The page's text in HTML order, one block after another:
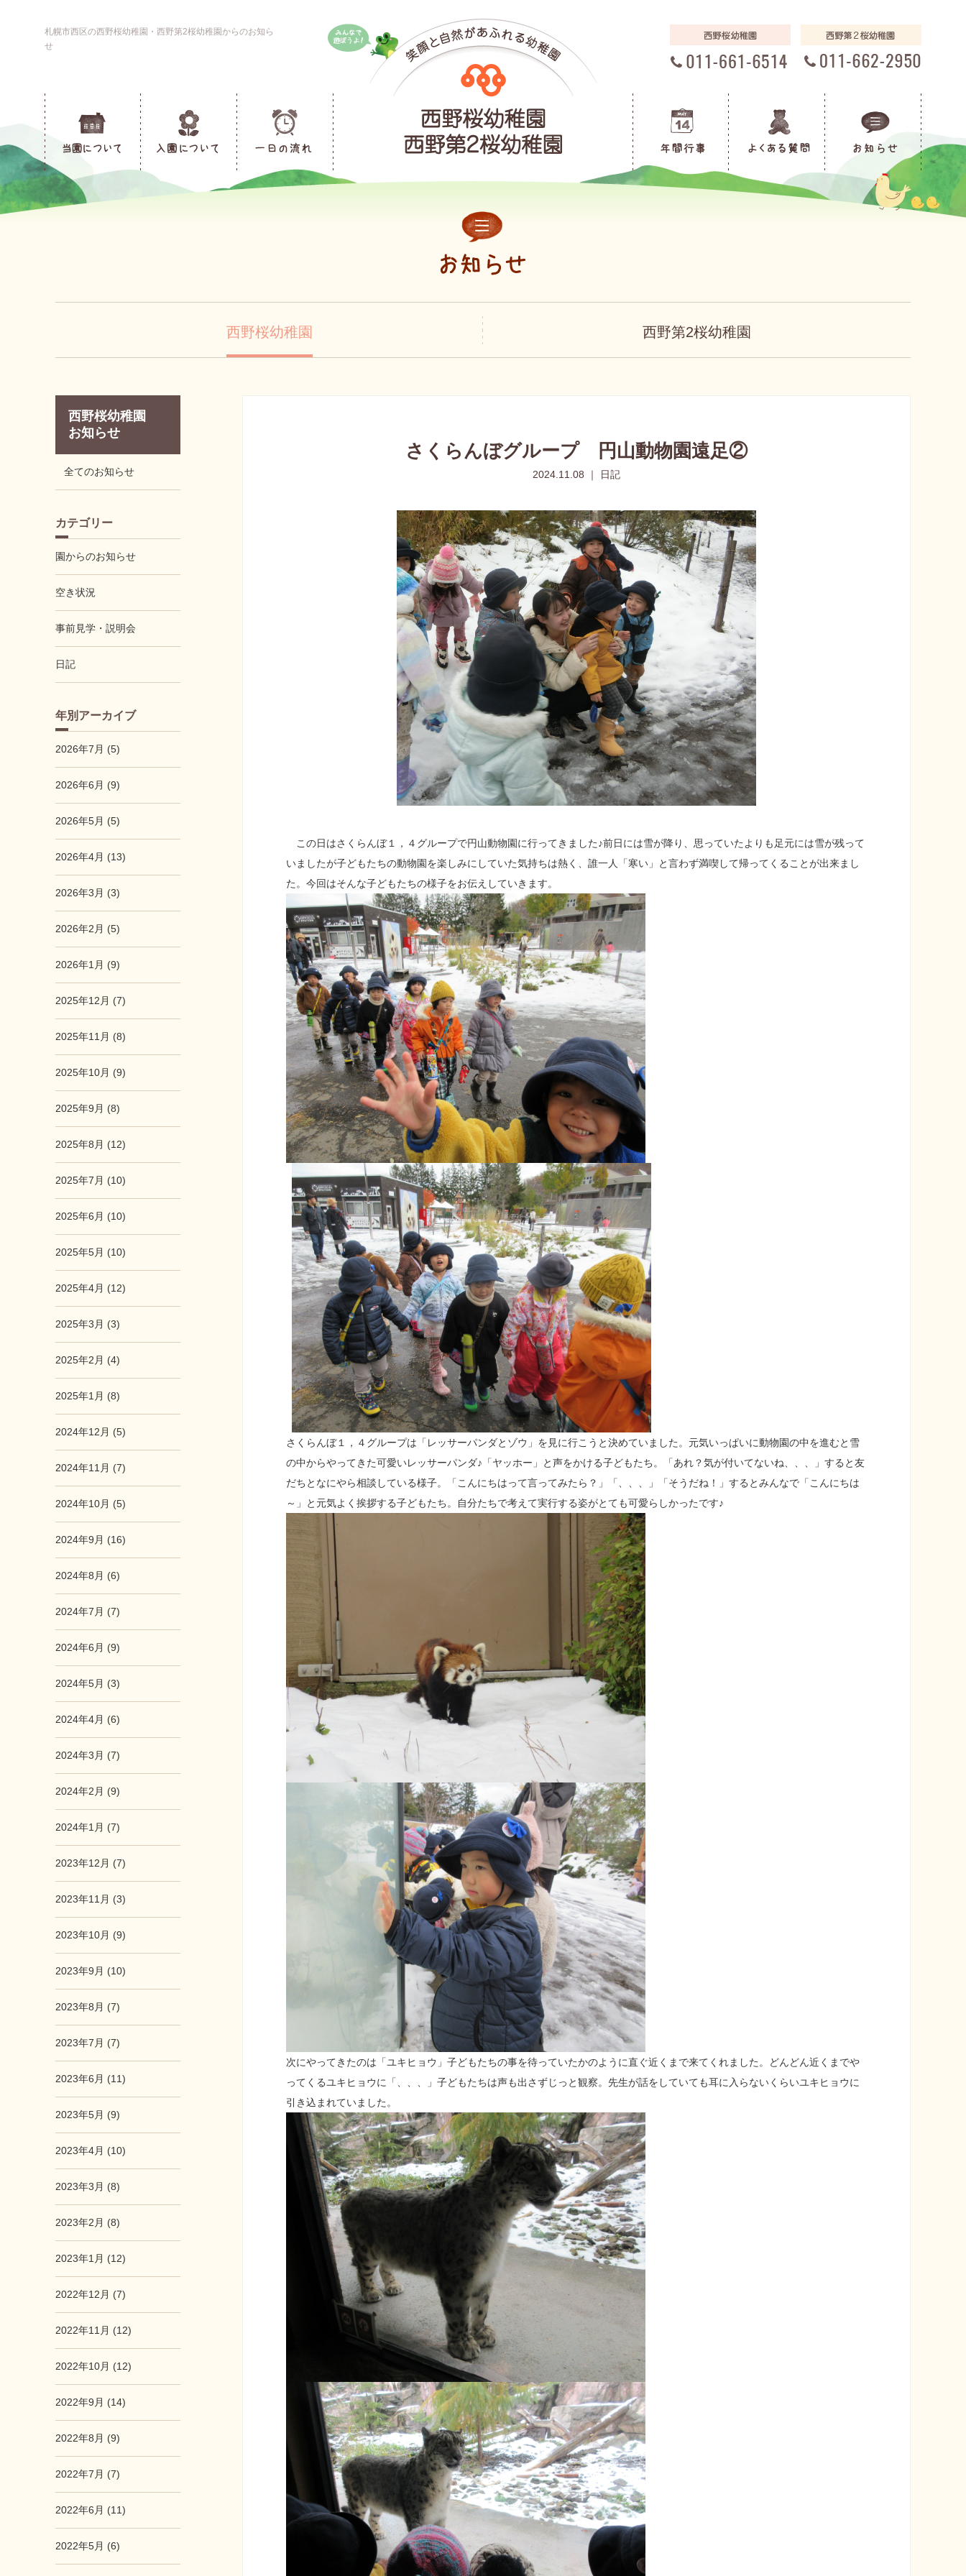
札幌市西区の西野桜幼稚園・西野第2桜幼稚園からのお知ら
せ
西野桜幼稚園 西野第2桜幼稚園
西野桜幼稚園
お知らせ
全てのお知らせ
カテゴリー
園からのお知らせ
空き状況
事前見学・説明会
日記
年別アーカイブ
2026年7月 (5)
2026年6月 (9)
2026年5月 (5)
2026年4月 (13)
2026年3月 (3)
2026年2月 (5)
2026年1月 (9)
2025年12月 (7)
2025年11月 (8)
2025年10月 (9)
2025年9月 (8)
2025年8月 (12)
2025年7月 (10)
2025年6月 (10)
2025年5月 (10)
2025年4月 (12)
2025年3月 (3)
2025年2月 (4)
2025年1月 (8)
2024年12月 (5)
2024年11月 (7)
2024年10月 (5)
2024年9月 (16)
2024年8月 (6)
2024年7月 (7)
2024年6月 (9)
2024年5月 (3)
2024年4月 (6)
2024年3月 (7)
2024年2月 (9)
2024年1月 (7)
2023年12月 (7)
2023年11月 (3)
2023年10月 (9)
2023年9月 (10)
2023年8月 (7)
2023年7月 (7)
2023年6月 (11)
2023年5月 (9)
2023年4月 (10)
2023年3月 (8)
2023年2月 (8)
2023年1月 (12)
2022年12月 (7)
2022年11月 (12)
2022年10月 (12)
2022年9月 (14)
2022年8月 (9)
2022年7月 (7)
2022年6月 (11)
2022年5月 (6)
さくらんぼグループ 円山動物園遠足②
2024.11.08 ｜ 日記
この日はさくらんぼ１，４グループで円山動物園に行ってきました♪前日には雪が降り、思っていたよりも足元には雪が残って
いましたが子どもたちの動物園を楽しみにしていた気持ちは熱く、誰一人「寒い」と言わず満喫して帰ってくることが出来まし
た。今回はそんな子どもたちの様子をお伝えしていきます。
さくらんぼ１，４グループは「レッサーパンダとゾウ」を見に行こうと決めていました。元気いっぱいに動物園の中を進むと雪
の中からやってきた可愛いレッサーパンダ♪「ヤッホー」と声をかける子どもたち。「あれ？気が付いてないね、、、」すると友
だちとなにやら相談している様子。「こんにちはって言ってみたら？」「、、、」「そうだね！」するとみんなで「こんにちは
～」と元気よく挨拶する子どもたち。自分たちで考えて実行する姿がとても可愛らしかったです♪
次にやってきたのは「ユキヒョウ」子どもたちの事を待っていたかのように直ぐ近くまで来てくれました。どんどん近くまでや
ってくるユキヒョウに「、、、」子どもたちは声も出さずじっと観察。先生が話をしていても耳に入らないくらいユキヒョウに
引き込まれていました。